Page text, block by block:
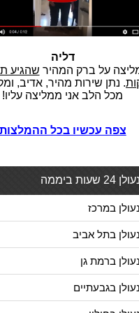
דליה
על ברק המהיר
. נתן שירות מהיר, אדיב,
מכל הלב אני ממליצה עליו!
צפה עכשיו בכל ההמלצות
שעות ביממה
במרכז
בתל אביב
ברמת גן
בגבעתיים